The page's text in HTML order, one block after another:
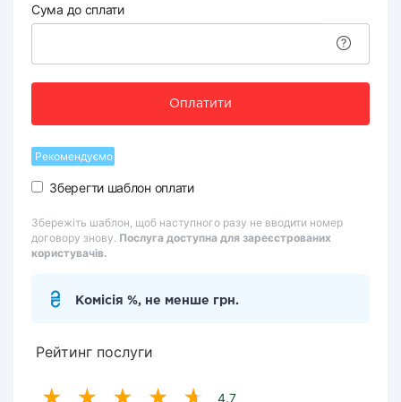
Сума до сплати
Оплатити
Рекомендуємо
Зберегти шаблон оплати
Збережіть шаблон, щоб наступного разу не вводити номер
договору знову. Послуга доступна для зареєстрованих
користувачів.
Комісія %, не менше грн.
Рейтинг послуги
4.7